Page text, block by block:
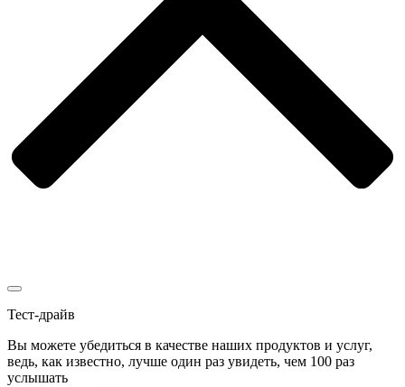
Тест-драйв
Вы можете убедиться в качестве наших продуктов и услуг,
ведь, как известно, лучше один раз увидеть, чем 100 раз
услышать